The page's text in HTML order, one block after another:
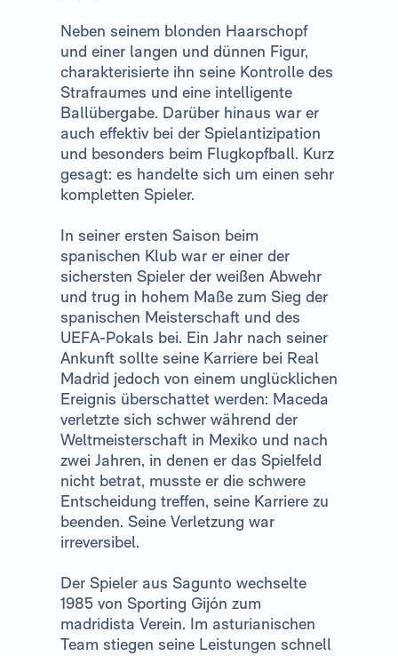
Neben seinem blonden Haarschopf
und einer langen und dünnen Figur,
charakterisierte ihn seine Kontrolle des
Strafraumes und eine intelligente
Ballübergabe. Darüber hinaus war er
auch effektiv bei der Spielantizipation
und besonders beim Flugkopfball. Kurz
gesagt: es handelte sich um einen sehr
kompletten Spieler.
In seiner ersten Saison beim
spanischen Klub war er einer der
sichersten Spieler der weißen Abwehr
und trug in hohem Maße zum Sieg der
spanischen Meisterschaft und des
UEFA-Pokals bei. Ein Jahr nach seiner
Ankunft sollte seine Karriere bei Real
Madrid jedoch von einem unglücklichen
Ereignis überschattet werden: Maceda
verletzte sich schwer während der
Weltmeisterschaft in Mexiko und nach
zwei Jahren, in denen er das Spielfeld
nicht betrat, musste er die schwere
Entscheidung treffen, seine Karriere zu
beenden. Seine Verletzung war
irreversibel.
Der Spieler aus Sagunto wechselte
1985 von Sporting Gijón zum
madridista Verein. Im asturianischen
Team stiegen seine Leistungen schnell